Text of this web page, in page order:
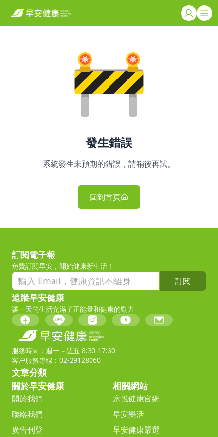
發生錯誤
系統發生未預期的錯誤，請稍後再試。
回到首頁
訂閱電子報
免費訂閱早安，開始健康新生活！
訂閱
追蹤早安健康
讓一天的生活充滿了正能量和健康的動力
服務時間：週一～週五 8:30-17:30
客戶服務專線：02-29128060
文章分類
關於早安健康
關於我們
聯絡我們
廣告刊登
相關網站
永悅健康官網
早安樂活
早安健康嚴選